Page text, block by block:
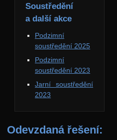
Soustředění
a další akce
Podzimní
soustředění 2025
Podzimní
soustředění 2023
Jarní soustředění
2023
Odevzdaná řešení: